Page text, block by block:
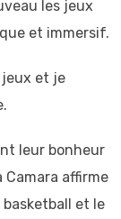
les jeux
et immersif.
jeux et je
leur bonheur
Camara affirme
et le